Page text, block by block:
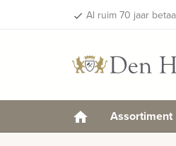
done Al ruim 70 jaar
Assortiment